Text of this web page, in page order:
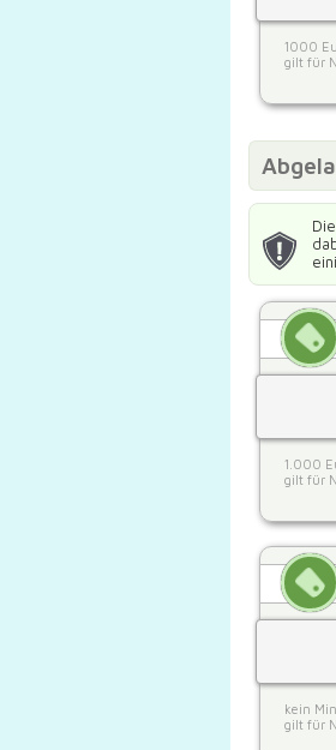
1000
gilt für
1.000
gilt für
kein
gilt für